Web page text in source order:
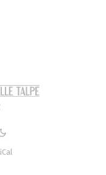
iCal